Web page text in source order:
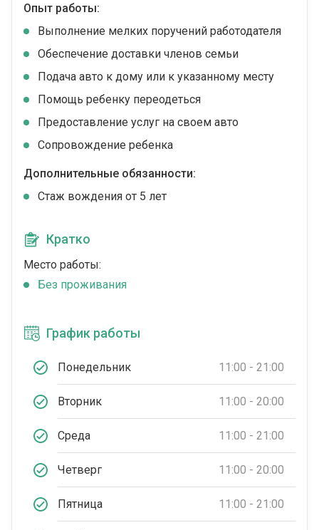
Опыт работы:
Выполнение мелких поручений работодателя
Обеспечение доставки членов семьи
Подача авто к дому или к указанному месту
Помощь ребенку переодеться
Предоставление услуг на своем авто
Сопровождение ребенка
Дополнительные обязанности:
Стаж вождения от 5 лет
Кратко
Место работы:
Без проживания
График работы
Понедельник 11:00 - 21:00
Вторник 11:00 - 20:00
Среда 11:00 - 21:00
Четверг 11:00 - 20:00
Пятница 11:00 - 21:00